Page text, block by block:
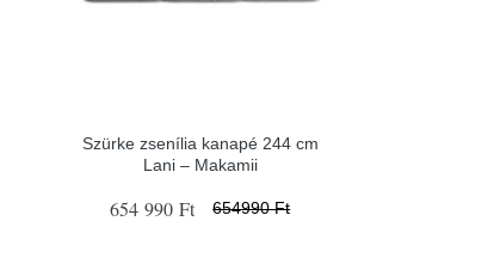
Szürke zsenília kanapé 244 cm
Lani – Makamii
654 990 Ft 654990 Ft